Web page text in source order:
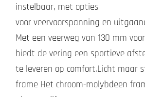
instelbaar, met opties
voor veervoorspanning en
Met een veerweg van 130 mm
biedt de vering een sportieve
te leveren op comfort.Licht maar
frame Het chroom-molybdeen